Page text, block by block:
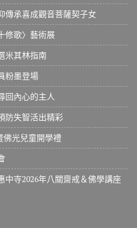
承喜成觀音菩薩契子女
修歌〉藝術展
米其林指南
粉墨登場
回內心的主人
防失智活出精彩
佛光兒童開學禮
中寺2026年八關齋戒＆佛學講座